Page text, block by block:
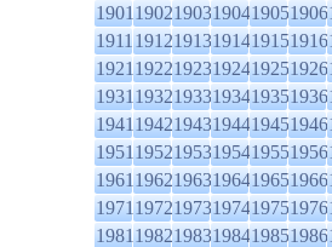
190119021903190419051906
191119121913191419151916
192119221923192419251926
193119321933193419351936
194119421943194419451946
195119521953195419551956
196119621963196419651966
197119721973197419751976
198119821983198419851986